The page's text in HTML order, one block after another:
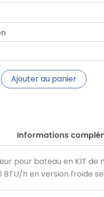
Ajouter au panier
Informations
pour bateau en KIT
BTU/h en version froide